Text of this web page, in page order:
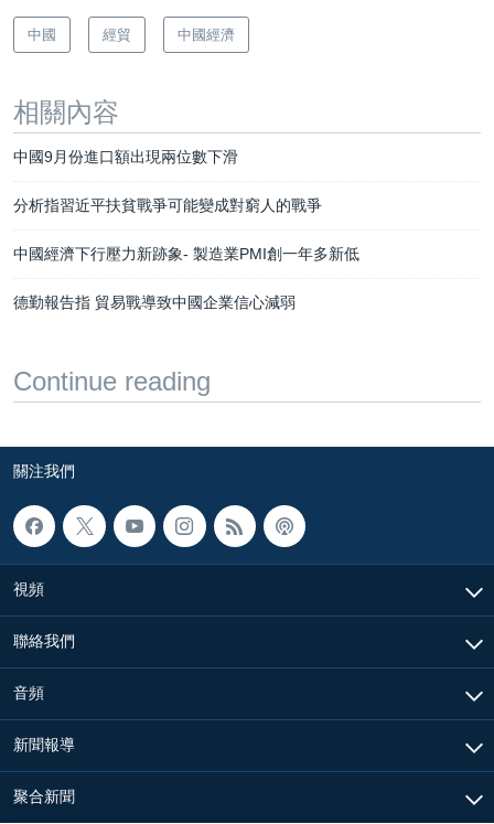
中國 經貿 中國經濟
相關內容
中國9月份進口額出現兩位數下滑
分析指習近平扶貧戰爭可能變成對窮人的戰爭
中國經濟下行壓力新跡象- 製造業PMI創一年多新低
德勤報告指 貿易戰導致中國企業信心減弱
Continue reading
關注我們
視頻
聯絡我們
音頻
新聞報導
聚合新聞